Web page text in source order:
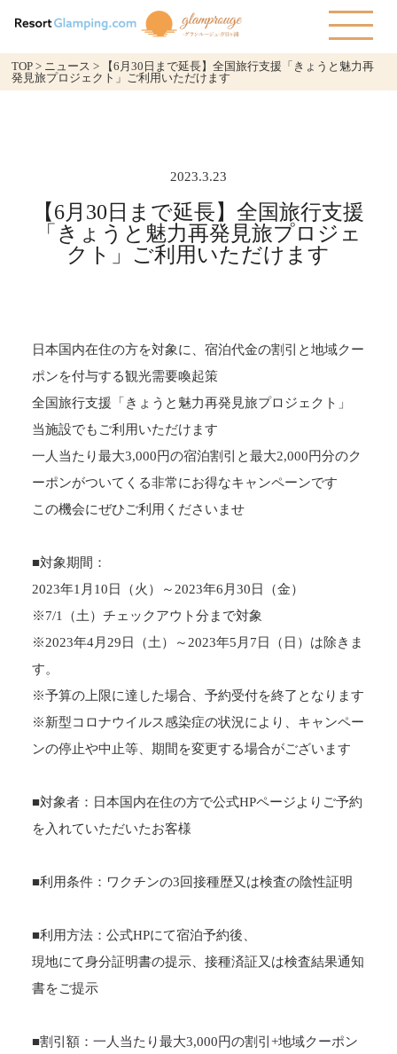
TOP > ニュース >
【6月30日まで延長】全国旅行支援「きょうと魅力再
発見旅プロジェクト」ご利用いただけます
2023.3.23
【6月30日まで延長】全国旅行支援
「きょうと魅力再発見旅プロジェ
クト」ご利用いただけます
日本国内在住の方を対象に、宿泊代金の割引と地域クー
ポンを付与する観光需要喚起策
全国旅行支援「きょうと魅力再発見旅プロジェクト」
当施設でもご利用いただけます
一人当たり最大3,000円の宿泊割引と最大2,000円分のク
ーポンがついてくる非常にお得なキャンペーンです
この機会にぜひご利用くださいませ
■対象期間：
2023年1月10日（火）～2023年6月30日（金）
※7/1（土）チェックアウト分まで対象
※2023年4月29日（土）～2023年5月7日（日）は除きま
す。
※予算の上限に達した場合、予約受付を終了となります
※新型コロナウイルス感染症の状況により、キャンペー
ンの停止や中止等、期間を変更する場合がございます
■対象者：日本国内在住の方で公式HPページよりご予約
を入れていただいたお客様
■利用条件：ワクチンの3回接種歴又は検査の陰性証明
■利用方法：公式HPにて宿泊予約後、
現地にて身分証明書の提示、接種済証又は検査結果通知
書をご提⽰
■割引額：一人当たり最大3,000円の割引+地域クーポン